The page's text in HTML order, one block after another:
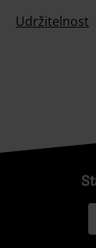
Udržitelnost